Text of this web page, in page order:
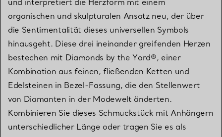
organischen und skulpturalen Ansatz neu, der über
die Sentimentalität dieses universellen Symbols
hinausgeht. Diese drei ineinander greifenden Herzen
bestechen mit Diamonds by the Yard®, einer
Kombination aus feinen, fließenden Ketten und
Edelsteinen in Bezel-Fassung, die den Stellenwert
von Diamanten in der Modewelt änderten.
Kombinieren Sie dieses Schmuckstück mit Anhängern
unterschiedlicher Länge oder tragen Sie es als